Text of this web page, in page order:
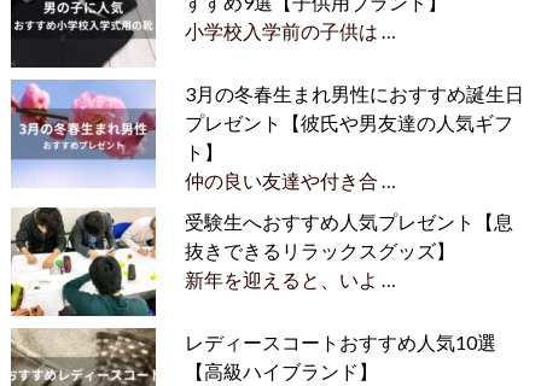
小学校入学前の子供は …
3月の冬春生まれ男性におすすめ誕生日
プレゼント【彼氏や男友達の人気ギフ
ト】
仲の良い友達や付き合 …
受験生へおすすめ人気プレゼント【息
抜きできるリラックスグッズ】
新年を迎えると、いよ …
レディースコートおすすめ人気10選
【高級ハイブランド】